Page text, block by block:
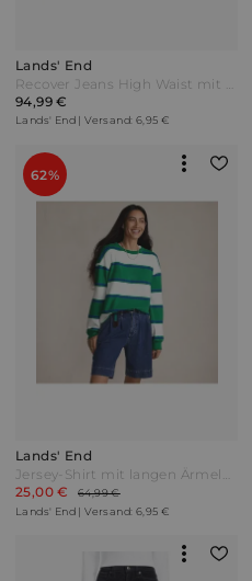
Lands' End
Recover Jeans High Waist mit weitem Bein in Petite-Größe Damen Blau by Lands' End
94,99 €
Lands' End | Versand: 6,95 €
62%
Lands' End
Jersey-Shirt mit langen Ärmeln in Petite-Größe Damen Grün by Lands' End
25,00 €
64,99 €
Lands' End | Versand: 6,95 €